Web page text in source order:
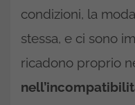
condizioni, la
stessa, e ci sono
ricadono proprio